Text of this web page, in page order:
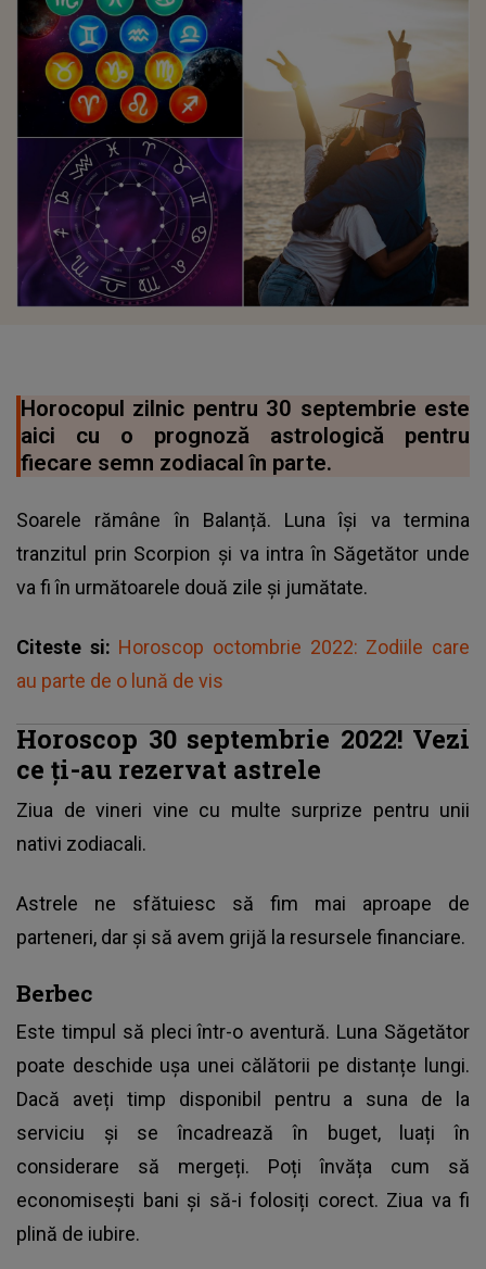
Horocopul zilnic pentru 30 septembrie este
aici cu o prognoză astrologică pentru
fiecare semn zodiacal în parte.
Soarele rămâne în Balanță. Luna își va termina
tranzitul prin Scorpion și va intra în Săgetător unde
va fi în următoarele două zile și jumătate.
Citeste si: Horoscop octombrie 2022: Zodiile care
au parte de o lună de vis
Horoscop 30 septembrie 2022! Vezi
ce ți-au rezervat astrele
Ziua de vineri vine cu multe surprize pentru unii
nativi zodiacali.
Astrele ne sfătuiesc să fim mai aproape de
parteneri, dar și să avem grijă la resursele financiare.
Berbec
Este timpul să pleci într-o aventură. Luna Săgetător
poate deschide ușa unei călătorii pe distanțe lungi.
Dacă aveți timp disponibil pentru a suna de la
serviciu și se încadrează în buget, luați în
considerare să mergeți. Poți învăța cum să
economisești bani și să-i folosiți corect. Ziua va fi
plină de iubire.